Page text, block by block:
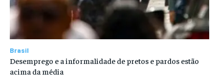
Brasil
Desemprego e a informalidade de pretos e pardos estão
acima da média